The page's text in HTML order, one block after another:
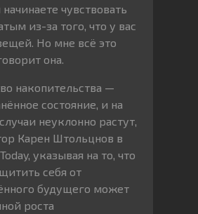
чувствовать
из-за того, что у вас
Но мне всё это
она.
накопительства —
состояние, и на
неуклонно растут,
Карен Штольцнов в
указывая на то, что
себя от
будущего может
роста